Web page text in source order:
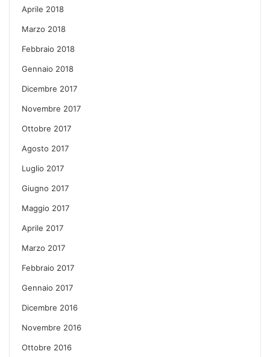
Aprile 2018
Marzo 2018
Febbraio 2018
Gennaio 2018
Dicembre 2017
Novembre 2017
Ottobre 2017
Agosto 2017
Luglio 2017
Giugno 2017
Maggio 2017
Aprile 2017
Marzo 2017
Febbraio 2017
Gennaio 2017
Dicembre 2016
Novembre 2016
Ottobre 2016